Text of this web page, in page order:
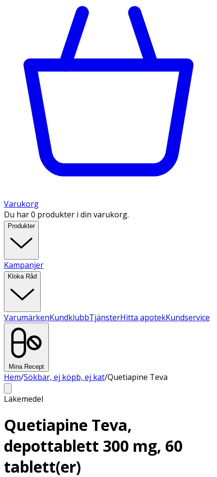
Varukorg
Du har 0 produkter i din varukorg.
Produkter
Kampanjer
Kloka Råd
VarumärkenKundklubbTjänsterHitta apotekKundservice
Mina Recept
Hem/Sökbar, ej köpb, ej kat/Quetiapine Teva
Läkemedel
Quetiapine Teva,
depottablett 300 mg, 60
tablett(er)